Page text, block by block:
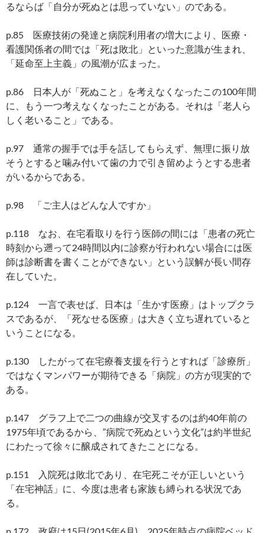
るならば「自分が死ぬとは思っていない」のである。
p.85 医療技術の発達と病院利用者の増大により、医療・
看護関係者の間では「死は敗北」といった意識が生まれ、
「延命至上主義」の風潮が広まった。
p.86 日本人が「死ぬこと」を考えなくなったこの100年間
に、もう一つ考えなくなったことがある。それは「老人ら
しく老いること」である。
p.97 通常の握手では手を話してもらえず、無理に振り放
そうとすると噛み付いて歯の力で引き留めようとする患者
がいるからである。
p.98 「ご主人はどんな人ですか」
p.118 なお、在宅看取りを行う医師の間には「患者の死亡
時刻から遡って24時間以内に診察が行われない場合には医
師は診断書を書くことができない」という誤解が長い間存
在していた。
p.124 一言で表せば、日本は「生かす医療」はトップクラ
スであるが、「死なせる医療」は大きく立ち遅れていると
いうことになる。
p.130 したがって在宅療養支援を行うとすれば「診療所」
ではなくマンパワーが期待できる「病院」の方が現実的で
ある。
p.147 グラフ上で二つの曲線が交叉するのは約40年前の
1975年頃であるから、”病院で死ぬという文化”は約半世紀
にわたって徐々に醸成されてきたことになる。
p.151 入院死は敗北であり、在宅死こそが正しいという
「在宅神話」に、今度は患者も家族も縛られる状況であ
る。